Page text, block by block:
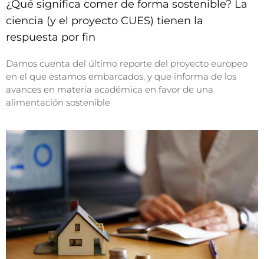
¿Qué significa comer de forma sostenible? La
ciencia (y el proyecto CUES) tienen la
respuesta por fin
Damos cuenta del último reporte del proyecto europeo
en el que estamos embarcados, y que informa de los
avances en materia académica en favor de una
alimentación sostenible